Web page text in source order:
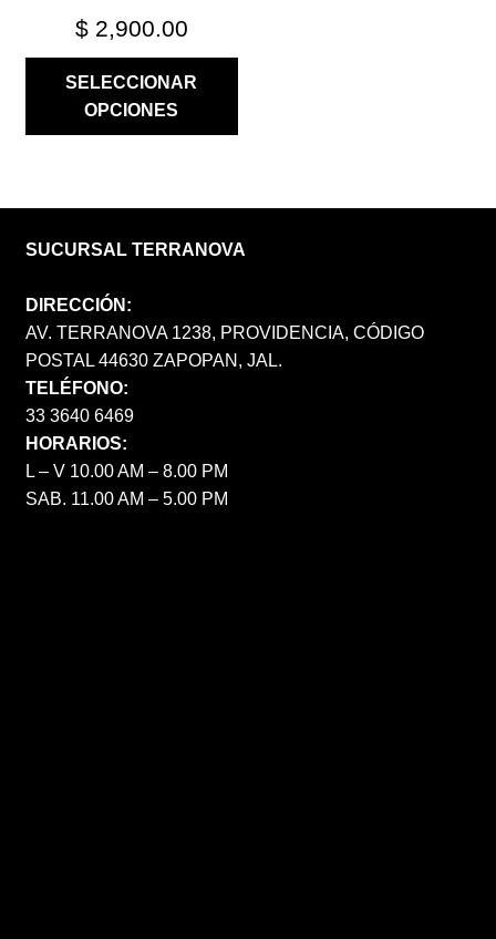
$2,900.00
SELECCIONAR
OPCIONES
SUCURSAL TERRANOVA
DIRECCIÓN:
AV. TERRANOVA 1238, PROVIDENCIA, CÓDIGO
POSTAL 44630 ZAPOPAN, JAL.
TELÉFONO:
33 3640 6469
HORARIOS:
L – V 10.00 AM – 8.00 PM
SAB. 11.00 AM – 5.00 PM